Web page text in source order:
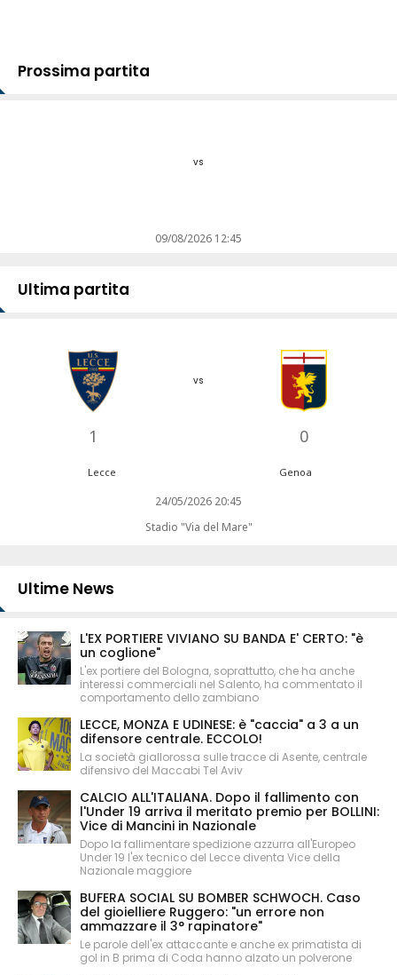
Prossima partita
vs
09/08/2026 12:45
Ultima partita
1
vs
0
Lecce Genoa
24/05/2026 20:45
Stadio "Via del Mare"
Ultime News
L'EX PORTIERE VIVIANO SU BANDA E' CERTO: "è
un coglione"
L'ex portiere del Bologna, soprattutto, che ha anche
interessi commerciali nel Salento, ha commentato il
comportamento dello zambiano
LECCE, MONZA E UDINESE: è "caccia" a 3 a un
difensore centrale. ECCOLO!
La società giallorossa sulle tracce di Asente, centrale
difensivo del Maccabi Tel Aviv
CALCIO ALL'ITALIANA. Dopo il fallimento con
l'Under 19 arriva il meritato premio per BOLLINI:
Vice di Mancini in Nazionale
Dopo la fallimentare spedizione azzurra all'Europeo
Under 19 l'ex tecnico del Lecce diventa Vice della
Nazionale maggiore
BUFERA SOCIAL SU BOMBER SCHWOCH. Caso
del gioielliere Ruggero: "un errore non
ammazzare il 3° rapinatore"
Le parole dell'ex attaccante e anche ex primatista di
gol in B prima di Coda hanno alzato un polverone